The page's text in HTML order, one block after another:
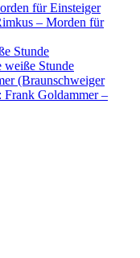
für Einsteiger
– Morden für
Stunde
Stunde
(Braunschweiger
Frank Goldammer –